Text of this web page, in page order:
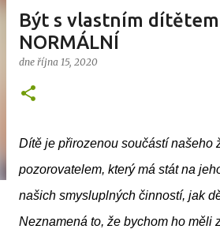
Být s vlastním
NORMÁLNÍ
dne října 15, 2020
Dítě je přirozenou součástí našeho
pozorovatelem, který má stát na
našich smysluplných činností, jak
Neznamená to, že bychom ho měli